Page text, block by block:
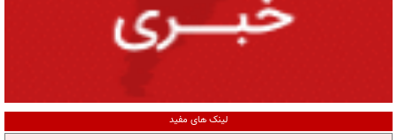
لینک های مفید